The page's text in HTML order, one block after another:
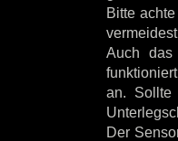
Bitte
Auch das
an. Sollte
Der